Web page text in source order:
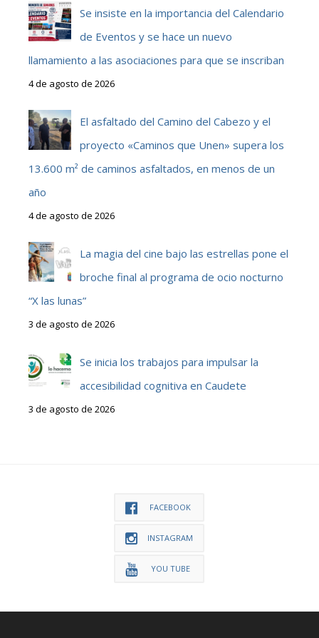
Se insiste en la importancia del Calendario
de Eventos y se hace un nuevo
llamamiento a las asociaciones para que se inscriban
4 de agosto de 2026
El asfaltado del Camino del Cabezo y el
proyecto «Caminos que Unen» supera los
13.600 m² de caminos asfaltados, en menos de un
año
4 de agosto de 2026
La magia del cine bajo las estrellas pone el
broche final al programa de ocio nocturno
“X las lunas”
3 de agosto de 2026
Se inicia los trabajos para impulsar la
accesibilidad cognitiva en Caudete
3 de agosto de 2026
FACEBOOK
INSTAGRAM
YOU TUBE